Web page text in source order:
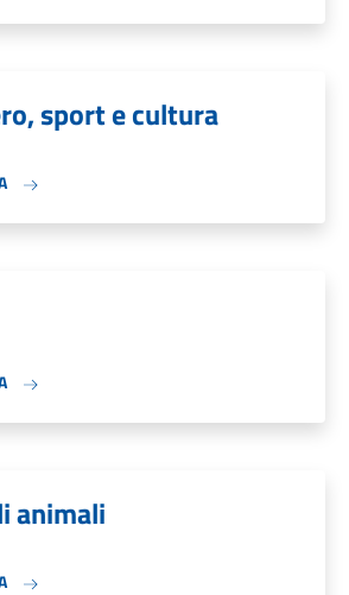
sport e cultura
animali